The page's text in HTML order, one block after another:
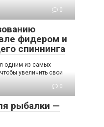
0
фидером и
спиннинга
одним из самых
увеличить свои
0
рыбалки —